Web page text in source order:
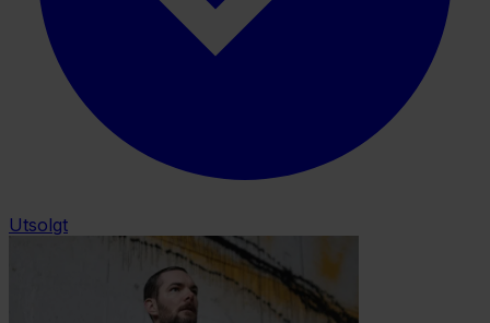
Utsolgt